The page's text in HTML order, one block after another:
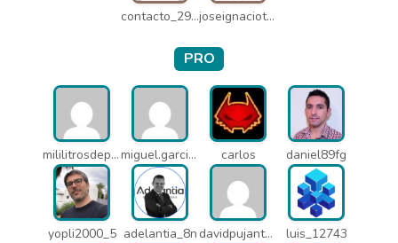
contacto_2906 joseignaciot_q66
PRO
mililitrosdeperfume_lao miguel.garcia_l25 carlos daniel89fg
yopli2000_5 adelantia_8n davidpujantelopez_mrf luis_12743